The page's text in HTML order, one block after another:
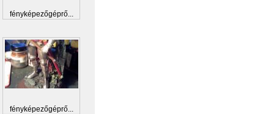
fényképezőgéprő...
fényképezőgéprő...